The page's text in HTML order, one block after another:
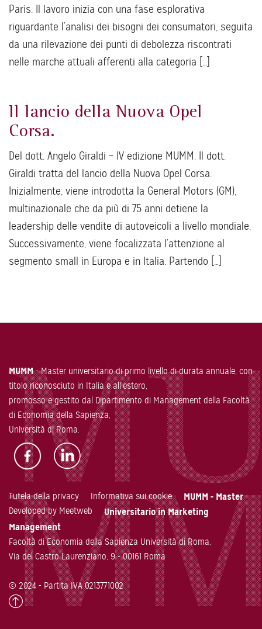
Paris. Il lavoro inizia con una fase esplorativa
riguardante l’analisi dei bisogni dei consumatori, seguita
da una rilevazione dei punti di debolezza riscontrati
nelle marche attuali afferenti alla categoria […]
Il lancio della Nuova Opel
Corsa.
Del dott. Angelo Giraldi – IV edizione MUMM. Il dott.
Giraldi tratta del lancio della Nuova Opel Corsa.
Inizialmente, viene introdotta la General Motors (GM),
multinazionale che da più di 75 anni detiene la
leadership delle vendite di autoveicoli a livello mondiale.
Successivamente, viene focalizzata l’attenzione al
segmento small in Europa e in Italia. Partendo […]
MUMM- Master universitario di primo livello di durata annuale, con
titolo riconosciuto in Italia e all’estero,
promosso e gestito dal Dipartimento di Management della Facoltà
di Economia della Sapienza,
Università di Roma.
Tutela della privacy
Informativa sui cookie
Developed by Meetweb
MUMM - Master
Universitario in Marketing
Management
Facoltà di Economia della Sapienza Università di Roma,
Via del Castro Laurenziano, 9 - 00161 Roma
© 2024 - Partita IVA 0213771002